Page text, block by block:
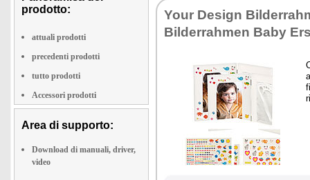
prodotto:
attuali prodotti
precedenti prodotti
tutto prodotti
Accessori prodotti
Area di supporto:
Download di manuali, driver,
video
Your Design
Bilderrahmen Baby